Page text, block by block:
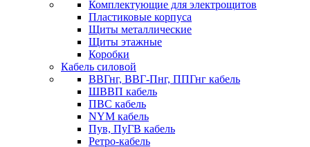
Комплектующие для электрощитов
Пластиковые корпуса
Щиты металлические
Щиты этажные
Коробки
Кабель силовой
ВВГнг, ВВГ-Пнг, ППГнг кабель
ШВВП кабель
ПВС кабель
NYM кабель
Пув, ПуГВ кабель
Ретро-кабель